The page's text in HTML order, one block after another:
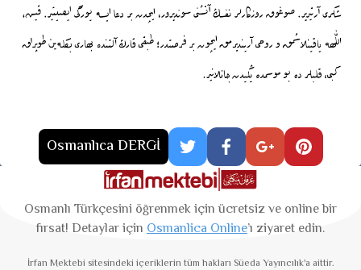
Osmanlıca DERGİ
Osmanlı Türkçesini öğrenmek için ücretsiz ve online bir
fırsat! Detaylar için Osmanlica Online’ı ziyaret edin.
İrfan Mektebi sitesindeki içeriklerin tüm hakları Süeda Yayıncılık'a aittir.